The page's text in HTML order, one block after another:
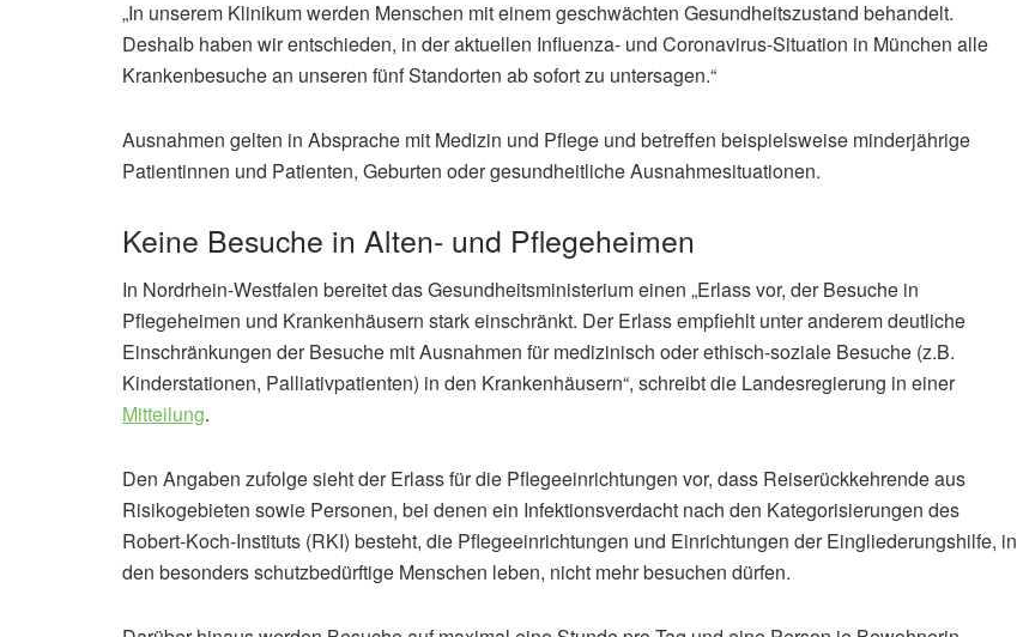
„In unserem Klinikum werden Menschen mit einem geschwächten Gesundheitszustand behandelt.
Deshalb haben wir entschieden, in der aktuellen Influenza- und Coronavirus-Situation in München alle
Krankenbesuche an unseren fünf Standorten ab sofort zu untersagen.“
Ausnahmen gelten in Absprache mit Medizin und Pflege und betreffen beispielsweise minderjährige
Patientinnen und Patienten, Geburten oder gesundheitliche Ausnahmesituationen.
Keine Besuche in Alten- und Pflegeheimen
In Nordrhein-Westfalen bereitet das Gesundheitsministerium einen „Erlass vor, der Besuche in
Pflegeheimen und Krankenhäusern stark einschränkt. Der Erlass empfiehlt unter anderem deutliche
Einschränkungen der Besuche mit Ausnahmen für medizinisch oder ethisch-soziale Besuche (z.B.
Kinderstationen, Palliativpatienten) in den Krankenhäusern“, schreibt die Landesregierung in einer
Mitteilung.
Den Angaben zufolge sieht der Erlass für die Pflegeeinrichtungen vor, dass Reiserückkehrende aus
Risikogebieten sowie Personen, bei denen ein Infektionsverdacht nach den Kategorisierungen des
Robert-Koch-Instituts (RKI) besteht, die Pflegeeinrichtungen und Einrichtungen der Eingliederungshilfe, in
den besonders schutzbedürftige Menschen leben, nicht mehr besuchen dürfen.